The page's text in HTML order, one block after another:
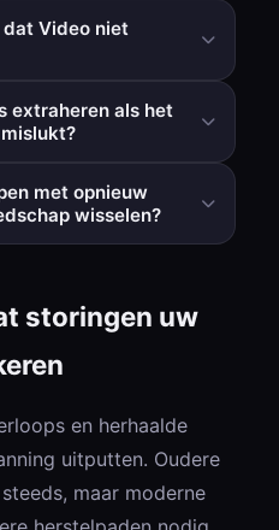
browsergebaseerde
of risicovolle
dat Video niet
beperkt, of de
mogelijk tijdelijk niet
extraheren als het
testen van de MP3-route
kan de workflow herstellen.
met opnieuw
wisselen?
storingen uw
en herhaalde
uitputten. Oudere
maar moderne